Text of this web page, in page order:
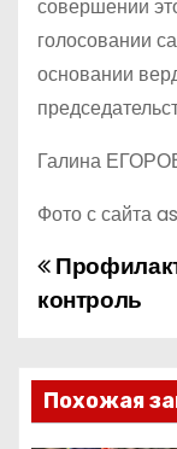
совершении
голосовании
основании
Галина
Фото с сайта
Н
в
и
контроль
Похожая